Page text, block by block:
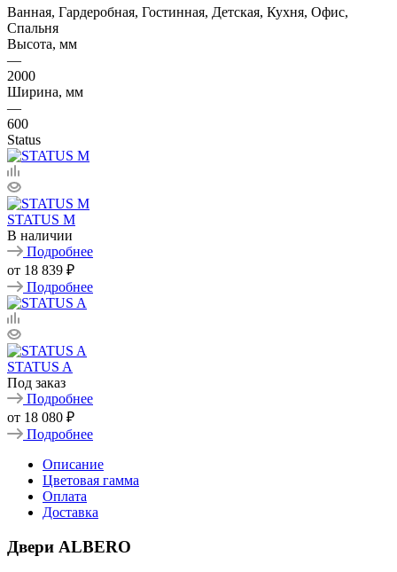
Ванная, Гардеробная, Гостинная, Детская, Кухня, Офис,
Спальня
Высота, мм
—
2000
Ширина, мм
—
600
Status
STATUS M
В наличии
Подробнее
от 18 839 ₽
Подробнее
STATUS A
Под заказ
Подробнее
от 18 080 ₽
Подробнее
Описание
Цветовая гамма
Оплата
Доставка
Двери ALBERO